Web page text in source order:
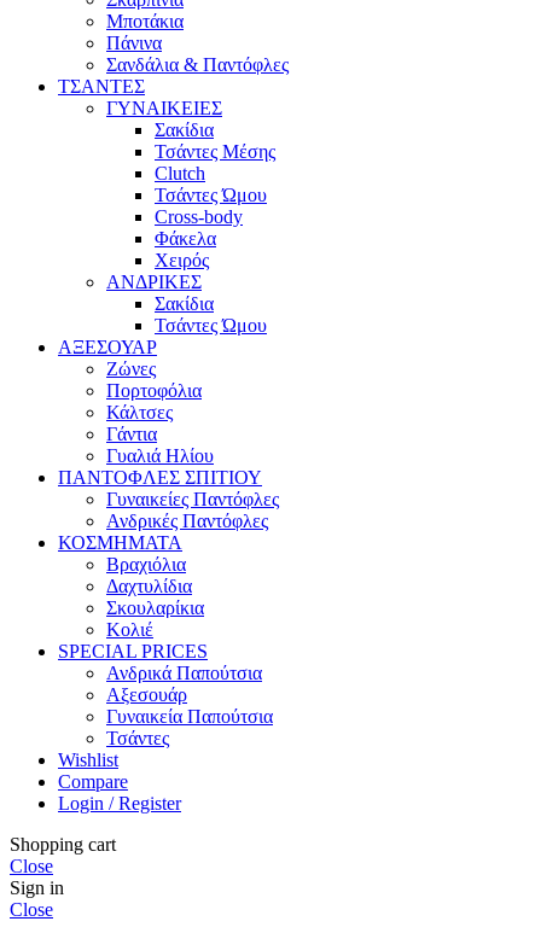
Μποτάκια
Πάνινα
Σανδάλια & Παντόφλες
ΤΣΑΝΤΕΣ
ΓΥΝΑΙΚΕΙΕΣ
Σακίδια
Τσάντες Μέσης
Clutch
Τσάντες Ώμου
Cross-body
Φάκελα
Χειρός
ΑΝΔΡΙΚΕΣ
Σακίδια
Τσάντες Ώμου
ΑΞΕΣΟΥΑΡ
Ζώνες
Πορτοφόλια
Κάλτσες
Γάντια
Γυαλιά Ηλίου
ΠΑΝΤΟΦΛΕΣ ΣΠΙΤΙΟΥ
Γυναικείες Παντόφλες
Ανδρικές Παντόφλες
ΚΟΣΜΗΜΑΤΑ
Βραχιόλια
Δαχτυλίδια
Σκουλαρίκια
Κολιέ
SPECIAL PRICES
Ανδρικά Παπούτσια
Αξεσουάρ
Γυναικεία Παπούτσια
Τσάντες
Wishlist
Compare
Login / Register
Shopping cart
Close
Sign in
Close